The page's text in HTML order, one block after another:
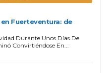
Fuerteventura: de
Durante Unos Días De
Convirtiéndose En...